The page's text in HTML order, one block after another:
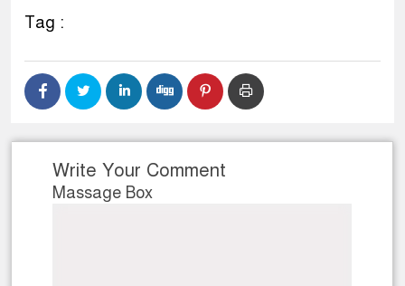
Tag :
Write Your Comment
Massage Box